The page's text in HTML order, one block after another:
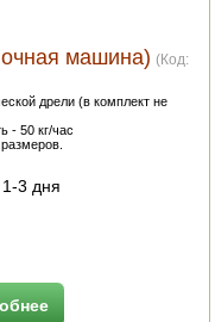
машина) (Код:
дрели (в комплект не
- 50 кг/час
1-3 дня